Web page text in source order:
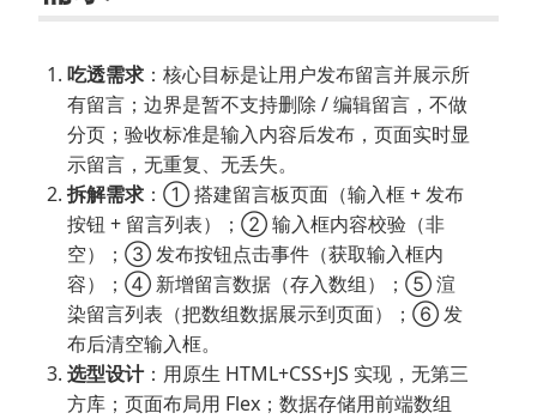
吃透需求 ：核心目标是让用户发布留言并展示所
有留言；边界是暂不支持删除 / 编辑留言，不做
分页；验收标准是输入内容后发布，页面实时显
示留言，无重复、无丢失。
拆解需求 ：① 搭建留言板页面（输入框 + 发布
按钮 + 留言列表）；② 输入框内容校验（非
空）；③ 发布按钮点击事件（获取输入框内
容）；④ 新增留言数据（存入数组）；⑤ 渲
染留言列表（把数组数据展示到页面）；⑥ 发
布后清空输入框。
选型设计：用原生 HTML+CSS+JS 实现，无第三
方库；页面布局用 Flex；数据存储用前端数组